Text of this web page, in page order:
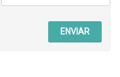
ENVIAR